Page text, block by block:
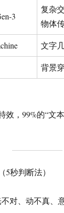
3
复杂
物体
文字
背景
效，99%的“文
5秒判断法）
对、动不真、